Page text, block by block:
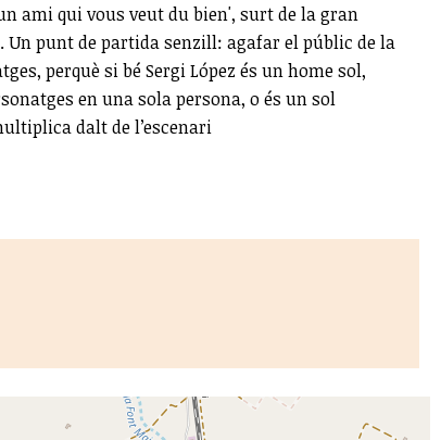
ami qui vous veut du bien', surt de la gran
punt de partida senzill: agafar el públic de la
perquè si bé Sergi López és un home sol,
en una sola persona, o és un sol
dalt de l’escenari